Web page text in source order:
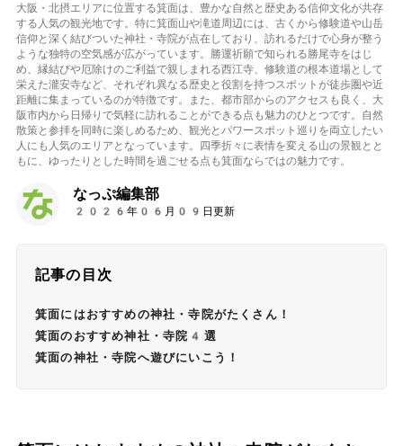
大阪・北摂エリアに位置する箕面は、豊かな自然と歴史ある信仰文化が共存
する人気の観光地です。特に箕面山や滝道周辺には、古くから修験道や山岳
信仰と深く結びついた神社・寺院が点在しており、訪れるだけで心身が整う
ような独特の空気感が広がっています。勝運祈願で知られる勝尾寺をはじ
め、縁結びや厄除けのご利益で親しまれる西江寺、修験道の根本道場として
栄えた瀧安寺など、それぞれ異なる歴史と役割を持つスポットが徒歩圏や近
距離に集まっているのが特徴です。また、都市部からのアクセスも良く、大
阪市内から日帰りで気軽に訪れることができる点も魅力のひとつです。自然
散策と参拝を同時に楽しめるため、観光とパワースポット巡りを両立したい
人にも人気のエリアとなっています。四季折々に表情を変える山の景観とと
もに、ゆったりとした時間を過ごせる点も箕面ならではの魅力です。
なっぷ編集部
2026年06月09日更新
記事の目次
箕面にはおすすめの神社・寺院がたくさん！
箕面のおすすめ神社・寺院4選
箕面の神社・寺院へ遊びにいこう！